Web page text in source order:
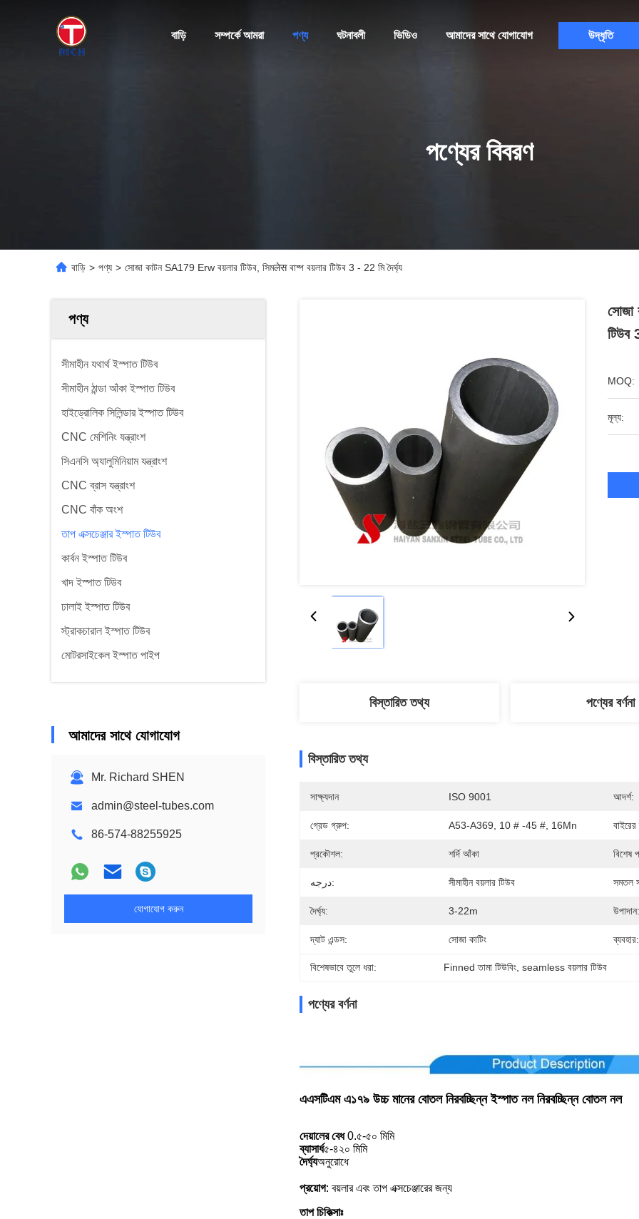
বাড়ি সম্পর্কে আমরা পণ্য ঘটনাবলী ভিডিও আমাদের সাথে যোগাযোগ উদ্ধৃতি
পণ্যের বিবরণ
বাড়ি > পণ্য > সোজা কাটন SA179 Erw বয়লার টিউব, সিমलेस বাষ্প বয়লার টিউব 3 - 22 মি দৈর্ঘ্য
পণ্য
সীমাহীন যথার্থ ইস্পাত টিউব
সীমাহীন ঠান্ডা আঁকা ইস্পাত টিউব
হাইড্রোলিক সিলিন্ডার ইস্পাত টিউব
CNC মেশিনিং যন্ত্রাংশ
সিএনসি অ্যালুমিনিয়াম যন্ত্রাংশ
CNC ব্রাস যন্ত্রাংশ
CNC বাঁক অংশ
তাপ এক্সচেঞ্জার ইস্পাত টিউব
কার্বন ইস্পাত টিউব
খাদ ইস্পাত টিউব
ঢালাই ইস্পাত টিউব
স্ট্রাকচারাল ইস্পাত টিউব
মোটরসাইকেল ইস্পাত পাইপ
আমাদের সাথে যোগাযোগ
Mr. Richard SHEN
admin@steel-tubes.com
86-574-88255925
যোগাযোগ করুন
সোজা
টিউব
MOQ:
মূল্য:
বিস্তারিত তথ্য পণ্যের বর্ণনা
বিস্তারিত তথ্য
সাক্ষ্যদান ISO 9001 আদর্শ:
গ্রেড গ্রুপ: A53-A369, 10 # -45 #, 16Mn
প্রকৌশল: শর্দি আঁকা বিশেষ
درجه: সীমাহীন বয়লার টিউব সমতল
দৈর্ঘ্য: 3-22m উপাদান:
দ্যাট এন্ডস: সোজা কাটিং ব্যবহার:
বিশেষভাবে তুলে ধরা: Finned তামা টিউবিং , seamless বয়লার টিউব
পণ্যের বর্ণনা
এএসটিএম এ১৭৯ উচ্চ মানের বোতল নিরবচ্ছিন্ন ইস্পাত নল নিরবচ্ছিন্ন বোতল নল
দেয়ালের বেধ 0.৫-৫০ মিমি
ব্যাসার্ধ৫-৪২০ মিমি
দৈর্ঘ্যঅনুরোধে
প্রয়োগ: বয়লার এবং তাপ এক্সচেঞ্জারের জন্য
তাপ চিকিত্সাঃ